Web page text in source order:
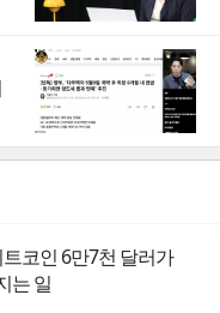
코인 6만7천 달러가
는 일